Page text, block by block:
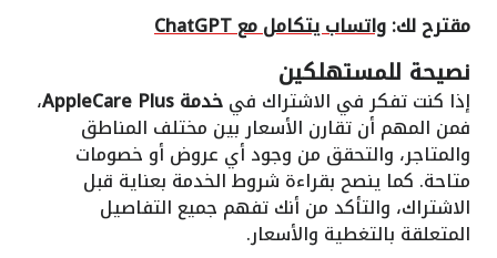
مقترح لك:واتساب يتكامل مع ChatGPT
نصيحة للمستهلكين
إذا كنت تفكر في الاشتراك فيخدمة AppleCare Plus ،
فمن المهم أن تقارن الأسعار بين مختلف المناطق
والمتاجر، والتحقق من وجود أي عروض أو خصومات
متاحة. كما ينصح بقراءة شروط الخدمة بعناية قبل
الاشتراك، والتأكد من أنك تفهم جميع التفاصيل
المتعلقة بالتغطية والأسعار.